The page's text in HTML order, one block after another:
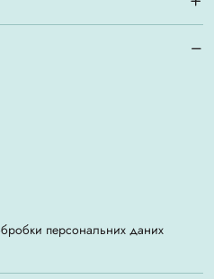
персональних даних